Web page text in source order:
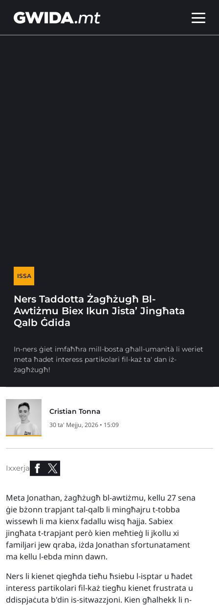
ISSA
Ners Taddotta Żagħżugħ Bl-
Awtiżmu Biex Ikun Jista’ Jingħata
Qalb Ġdida
In-ners ġiet imfaħħra mill-bosta għall-umanità li weriet
meta ħadet interess partikolari fil-każ ta' dan iż-
żagħżugħ!
Cristian Tonna
30 ta' Mejju, 2026 • 15:09
Ixxerja
Meta Jonathan, żagħżugħ bl-awtiżmu, kellu 27 sena
ġie bżonn trapjant tal-qalb li mingħajru t-tobba
wissewh li ma kienx fadallu wisq ħajja. Sabiex
jingħata t-trapjant però kien meħtieġ li jkollu xi
familjari jew qraba, iżda Jonathan sfortunatament
ma kellu l-ebda minn dawn.
Ners li kienet qiegħda tieħu ħsiebu l-isptar u ħadet
interess partikolari fil-każ tiegħu kienet frustrata u
ddispjaċuta b'din is-sitwazzjoni. Kien għalhekk li n-